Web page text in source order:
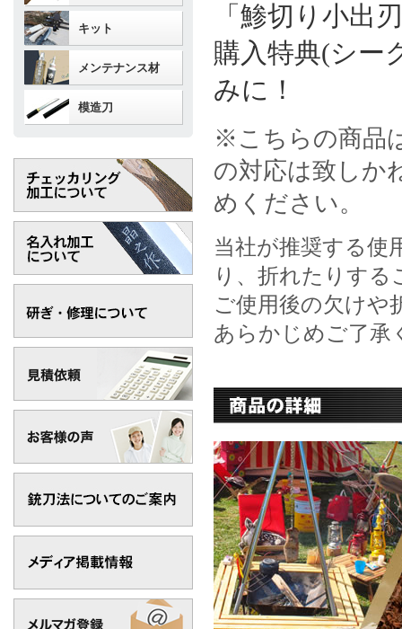
「鯵切り小出
購入特典(シー
みに！
※こちらの商品
の対応は致しか
めください。
当社が推奨する使
り、折れたりす
ご使用後の欠けや
あらかじめご了承
キット
メンテナンス材
模造刀